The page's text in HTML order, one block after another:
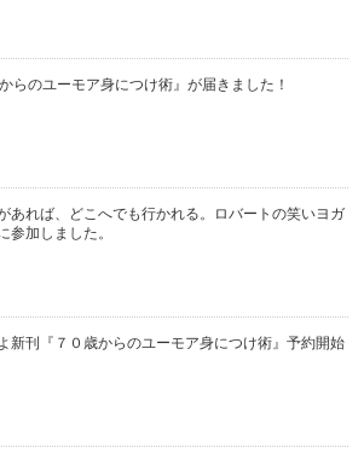
からのユーモア身につけ術』が届きました！
あれば、どこへでも行かれる。ロバートの笑いヨガ
参加しました。
新刊『７０歳からのユーモア身につけ術』予約開始